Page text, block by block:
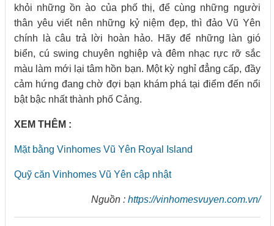
khỏi những ồn ào của phố thị, để cùng những người
thân yêu viết nên những kỷ niệm đẹp, thì đảo Vũ Yên
chính là câu trả lời hoàn hảo. Hãy để những làn gió
biển, cú swing chuyên nghiệp và đêm nhạc rực rỡ sắc
màu làm mới lại tâm hồn bạn. Một kỳ nghỉ đẳng cấp, đầy
cảm hứng đang chờ đợi bạn khám phá tại điểm đến nổi
bật bậc nhất thành phố Cảng.
XEM THÊM :
Mặt bằng Vinhomes Vũ Yên Royal Island
Quỹ căn Vinhomes Vũ Yên cập nhật
Nguồn : https://vinhomesvuyen.com.vn/